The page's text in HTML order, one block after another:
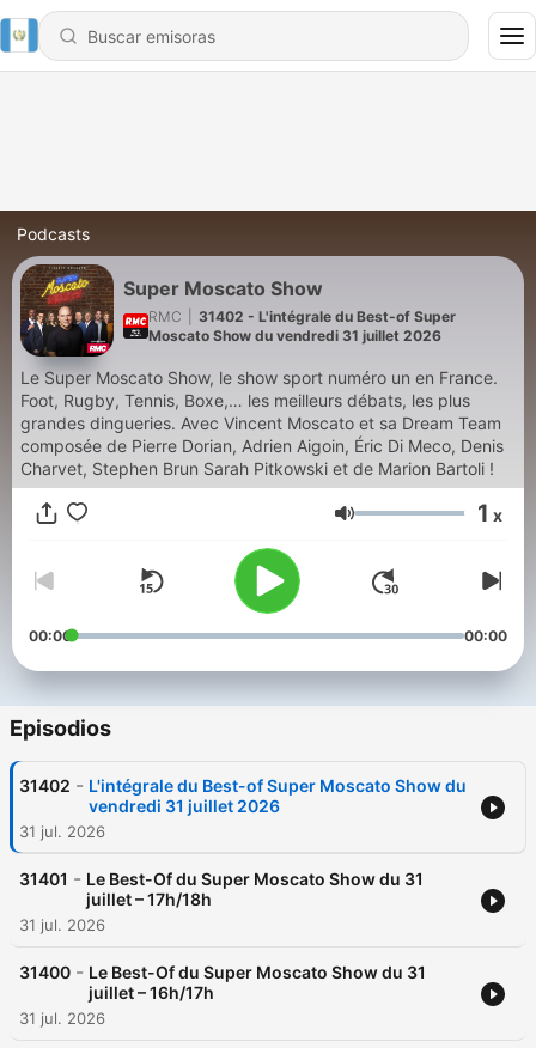
Podcasts
Super Moscato Show
RMC
31402 - L'intégrale du Best-of Super
Moscato Show du vendredi 31 juillet 2026
Le Super Moscato Show, le show sport numéro un en France.
Foot, Rugby, Tennis, Boxe,… les meilleurs débats, les plus
grandes dingueries. Avec Vincent Moscato et sa Dream Team
composée de Pierre Dorian, Adrien Aigoin, Éric Di Meco, Denis
Charvet, Stephen Brun Sarah Pitkowski et de Marion Bartoli !
Volumen 1 x
00:00 00:00
Episodios
31402 - L'intégrale du Best-of Super Moscato Show du
vendredi 31 juillet 2026
31 jul. 2026
31401 - Le Best-Of du Super Moscato Show du 31
juillet – 17h/18h
31 jul. 2026
31400 - Le Best-Of du Super Moscato Show du 31
juillet – 16h/17h
31 jul. 2026